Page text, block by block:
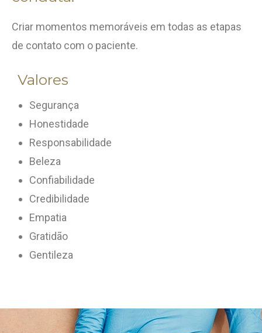
Criar momentos memoráveis em todas as etapas
de contato com o paciente.
Valores
Segurança
Honestidade
Responsabilidade
Beleza
Confiabilidade
Credibilidade
Empatia
Gratidão
Gentileza